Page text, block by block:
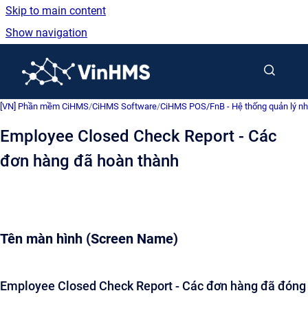
Skip to main content
Show navigation
[VN] Phần mềm CiHMS/CiHMS Software/CiHMS POS/FnB - Hệ thống quản lý
Employee Closed Check Report - Các
đơn hàng đã hoàn thành
Tên màn hình (Screen Name)
Employee Closed Check Report - Các đơn hàng đã đóng